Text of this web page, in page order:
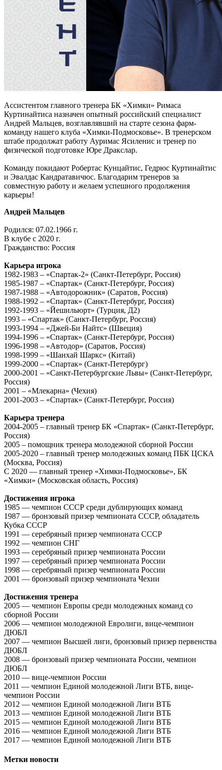
Ассистентом главного тренера БК «Химки» Римаса
Куртинайтиса назначен опытный российский специалист
Андрей Мальцев, возглавлявший на старте сезона фарм-
команду нашего клуба «Химки-Подмосковье». В тренерском
штабе продолжат работу Ауримас Ясиленис и тренер по
физической подготовке Юре Дракслар.
Команду покидают Робертас Кунцайтис, Гедрюс Куртинайтис
и Эвалдас Кандратавичюс. Благодарим тренеров за
совместную работу и желаем успешного продолжения
карьеры!
Андрей Мальцев
Родился: 07.02.1966 г.
В клубе с 2020 г.
Гражданство: Россия
Карьера игрока
1982-1983 – «Спартак-2» (Санкт-Петербург, Россия)
1985-1987 – «Спартак» (Санкт-Петербург, Россия)
1987-1988 – «Автодорожник» (Саратов, Россия)
1988-1992 – «Спартак» (Санкт-Петербург, Россия)
1992-1993 – «Йешильюрт» (Турция, Д2)
1993 – «Спартак» (Санкт-Петербург, Россия)
1993-1994 – «Джей-Би Найтс» (Швеция)
1994-1996 – «Спартак» (Санкт-Петербург, Россия)
1996-1998 – «Автодор» (Саратов, Россия)
1998-1999 – «Шанхай Шаркс» (Китай)
1999-2000 – «Спартак» (Санкт-Петербург)
2000-2001 – «Санкт-Петербургские Львы» (Санкт-Петербург,
Россия)
2001 – «Млекарна» (Чехия)
2001-2003 – «Спартак» (Санкт-Петербург, Россия)
Карьера тренера
2004-2005 – главный тренер БК «Спартак» (Санкт-Петербург,
Россия)
2005 – помощник тренера молодежной сборной России
2005-2020 – главный тренер молодежных команд ПБК ЦСКА
(Москва, Россия)
С 2020 — главный тренер «Химки-Подмосковье», БК
«Химки» (Московская область, Россия)
Достижения игрока
1985 — чемпион СССР среди дублирующих команд
1987 — бронзовый призер чемпионата СССР, обладатель
Кубка СССР
1991 — серебряный призер чемпионата СССР
1992 — чемпион СНГ
1993 — серебряный призер чемпионата России
1997 — серебряный призер чемпионата России
1998 — серебряный призер чемпионата России
2001 — бронзовый призер чемпионата Чехии
Достижения тренера
2005 — чемпион Европы среди молодежных команд со
сборной России
2006 — чемпион молодежной Евролиги, вице-чемпион
ДЮБЛ
2007 — чемпион Высшей лиги, бронзовый призер первенства
ДЮБЛ
2008 — бронзовый призер чемпионата России, чемпион
ДЮБЛ
2010 — вице-чемпион России
2011 — чемпион Единой молодежной Лиги ВТБ, вице-
чемпион России
2012 — чемпион Единой молодежной Лиги ВТБ
2013 — чемпион Единой молодежной Лиги ВТБ
2015 — чемпион Единой молодежной Лиги ВТБ
2016 — чемпион Единой молодежной Лиги ВТБ
2017 — чемпион Единой молодежной Лиги ВТБ
Метки новости